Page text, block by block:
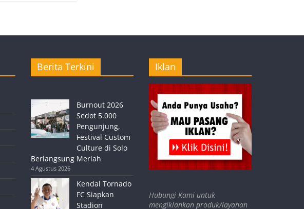
Berita Terkini
Burnout 2026
Sedot 5.000
Pengunjung,
Festival Custom
Culture di Solo
Berlangsung Meriah
4 Agustus 2026
Kendal Tornado
FC Siapkan
Stadion
Iklan
Hubungi Kami untuk
mengiklankan produk/layanan